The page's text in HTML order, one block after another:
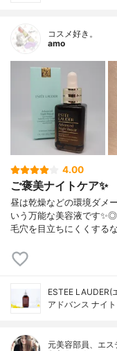
コスメ好き。
amo
4.00
ご褒美ナイトケア✨
昼は乾燥などの環境ダメ
いう万能な美容液です
毛穴を目立ちにくくする
ESTEE LAUDER(
アドバンス ナイ
元美容部員、エス